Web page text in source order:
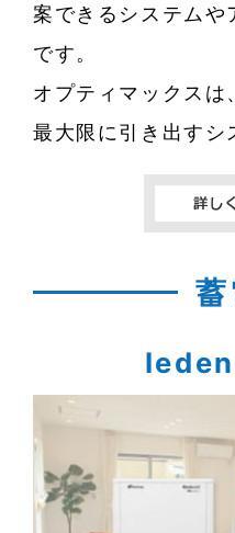
案できるシステムや
です。
オプティマックスは
最大限に引き出すシ